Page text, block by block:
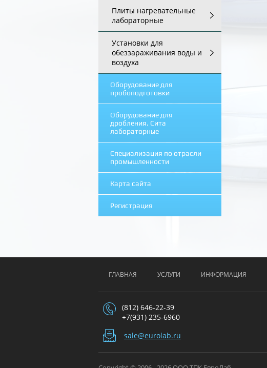
Плиты нагревательные
лабораторные
Установки для
обеззараживания воды и
воздуха
Оборудование для
пробоподготовки
Оборудование для
дробления. Сита
лабораторные
Специализация по отрасли
промышленности
Карта сайта
Регистрация
ГЛАВНАЯ УСЛУГИ ИНФОРМАЦИЯ
(812) 646-22-39
+7(931) 235-6960
sale@eurolab.ru